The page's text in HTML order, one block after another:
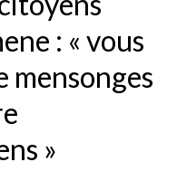
: « vous
mensonges
»